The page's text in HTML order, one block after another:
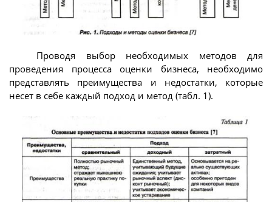
Проводя выбор необходимых методов для
проведения процесса оценки бизнеса, необходимо
представлять преимущества и недостатки, которые
несет в себе каждый подход и метод (табл. 1).